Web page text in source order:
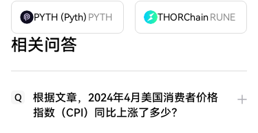
PYTH (Pyth) PYTH THORChain RUNE
相关问答
Q
根据文章，2024年4月美国消费者价格
指数（CPI）同比上涨了多少？